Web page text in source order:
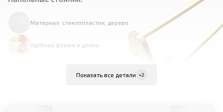
Материал: стеклопластик, дерево
Удобная форма и длина
Показать все детали +2